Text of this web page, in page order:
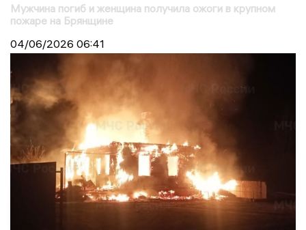
Мужчина погиб и женщина получила ожоги в крупном
пожаре на Брянщине
04/06/2026 06:41